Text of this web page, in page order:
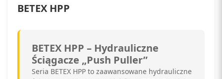
BETEX HPP
BETEX HPP – Hydrauliczne
Ściągacze „Push Puller”
Seria BETEX HPP to zaawansowane hydrauliczne